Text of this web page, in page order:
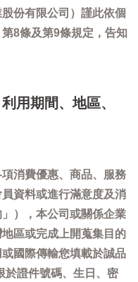
份有限公司）謹此依個
8條及第9條規定，告知
用期間、地區、
消費優惠、商品、服務
資料或進行滿意度及消
），本公司或關係企業
區或完成上開蒐集目的
國際傳輸您填載於誠品
於證件號碼、生日、密